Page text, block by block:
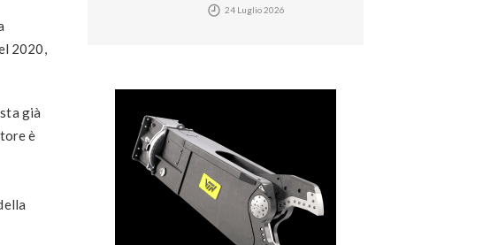
2020,
già
è
24 Luglio 2026